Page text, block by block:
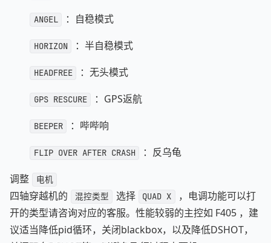
ANGEL ：自稳模式
HORIZON ：半自稳模式
HEADFREE ：无头模式
GPS RESCURE ：GPS返航
BEEPER ：哔哔响
FLIP OVER AFTER CRASH
：反乌龟
调整
电机
四轴穿越机的 混控类型 选择 QUAD X
，电调功能可以打
开的类型请咨询对应的客服。性能较弱的主控如 F405 ，建
议适当降低pid循环，关闭blackbox，以及降低DSHOT，